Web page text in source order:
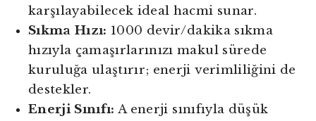
karşılayabilecek ideal hacmi sunar.
Sıkma Hızı: 1000 devir/dakika sıkma
hızıyla çamaşırlarınızı makul sürede
kuruluğa ulaştırır; enerji verimliliğini de
destekler.
Enerji Sınıfı: A enerji sınıfıyla düşük